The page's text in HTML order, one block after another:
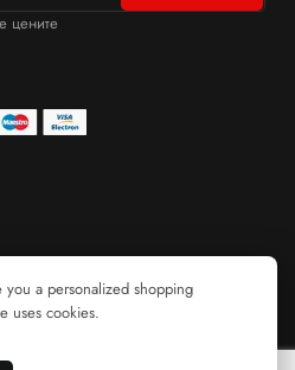
цените
a personalized shopping
uses cookies.